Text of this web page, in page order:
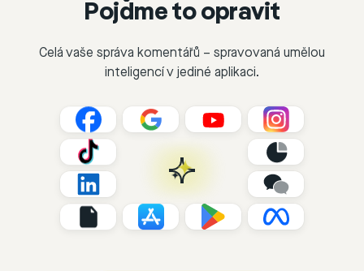
Pojďme to opravit
Celá vaše správa komentářů – spravovaná umělou
inteligencí v jediné aplikaci.